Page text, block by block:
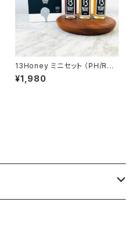
13Honey ミニセット （PH/RH/
AV）
¥1,980